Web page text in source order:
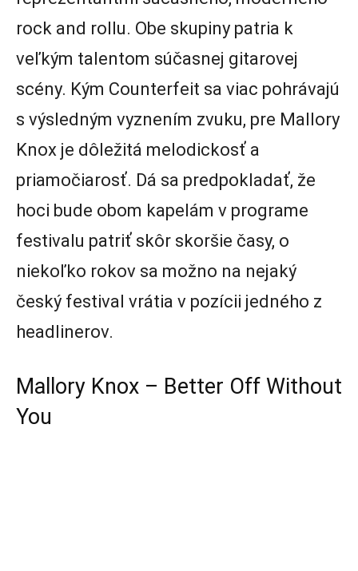
rock and rollu. Obe skupiny patria k
veľkým talentom súčasnej gitarovej
scény. Kým Counterfeit sa viac pohrávajú
s výsledným vyznením zvuku, pre Mallory
Knox je dôležitá melodickosť a
priamočiarosť. Dá sa predpokladať, že
hoci bude obom kapelám v programe
festivalu patriť skôr skoršie časy, o
niekoľko rokov sa možno na nejaký
český festival vrátia v pozícii jedného z
headlinerov.
Mallory Knox – Better Off Without
You